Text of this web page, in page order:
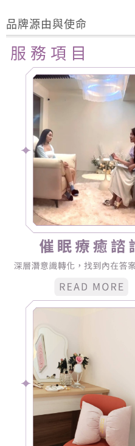
品牌源由與使命
服 務 項 目